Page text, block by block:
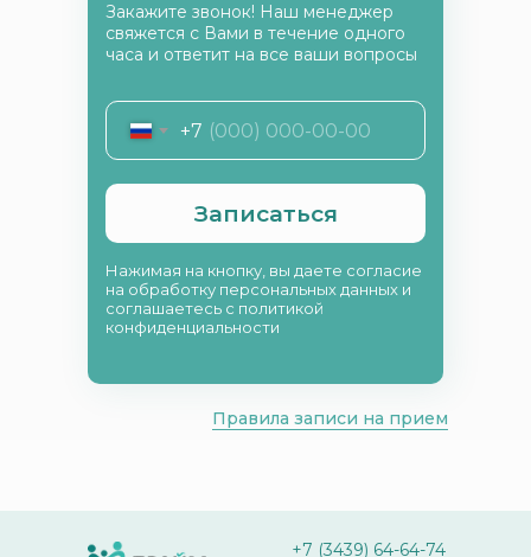
Закажите звонок! Наш менеджер
свяжется с Вами в течение одного
часа и ответит на все ваши вопросы
+7
Записаться
Нажимая на кнопку, вы даете согласие
на обработку персональных данных и
соглашаетесь c политикой
конфиденциальности
Правила записи на прием
+7 (3439) 64-64-74